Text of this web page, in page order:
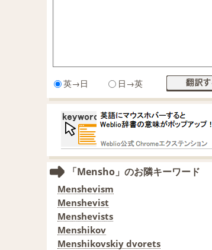
英→日 日→英
「Mensho」のお隣キーワード
Menshevism
Menshevist
Menshevists
Menshikov
Menshikovskiy dvorets